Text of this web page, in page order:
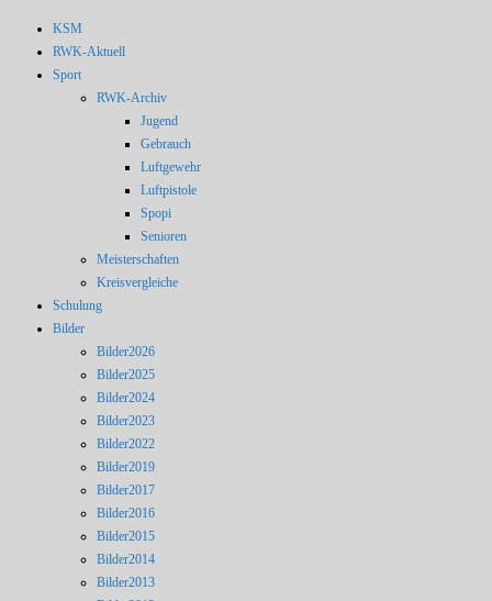
KSM
RWK-Aktuell
Sport
RWK-Archiv
Jugend
Gebrauch
Luftgewehr
Luftpistole
Spopi
Senioren
Meisterschaften
Kreisvergleiche
Schulung
Bilder
Bilder2026
Bilder2025
Bilder2024
Bilder2023
Bilder2022
Bilder2019
Bilder2017
Bilder2016
Bilder2015
Bilder2014
Bilder2013